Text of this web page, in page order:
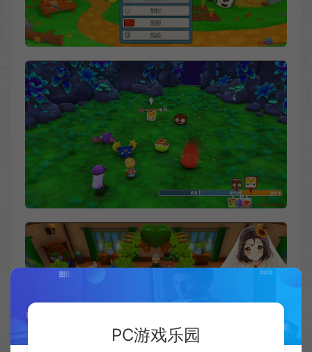
PC游戏乐园